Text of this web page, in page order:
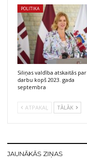
POLITIKA
Siliņas valdība atskaitās par
darbu kopš 2023. gada
septembra
ATPAKAĻ TĀLĀK
JAUNĀKĀS ZIŅAS